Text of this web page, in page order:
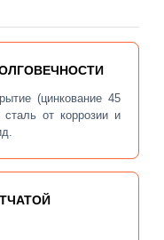
(цинкование 45
от коррозии и